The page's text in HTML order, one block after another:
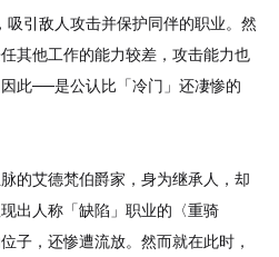
吸引敌人攻击并保护同伴的职业。然
其他工作的能力较差，攻击能力也
此──是公认比「冷门」还凄惨的
的艾德梵伯爵家，身为继承人，却
出人称「缺陷」职业的〈重骑
子，还惨遭流放。然而就在此时，